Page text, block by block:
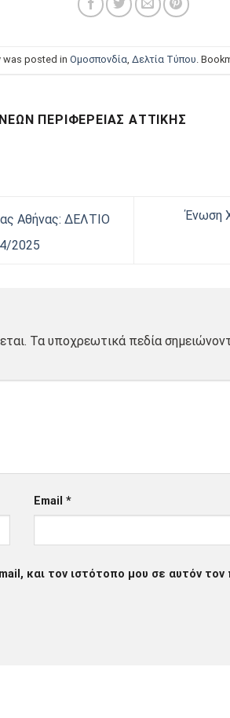
was posted in Oμοσπονδία, Δελτία Τύπου.
ΠΕΡΙΦΈΡΕΙΑΣ ΑΤΤΙΚΉΣ
Αθήνας: ΔΕΛΤΙΟ
2025
Ένωση
Τα υποχρεωτικά πεδία
Email*
και τον ιστότοπο μου σε αυτόν